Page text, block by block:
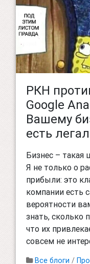
РКН
Google
Вашему
есть
Бизнес – такая
Я не только о
прибыли: это
компании есть
вероятности
знать, сколько
что их
совсем не
Все блоги /